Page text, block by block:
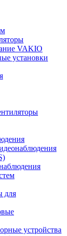
VAKIO
установки
для
устройства